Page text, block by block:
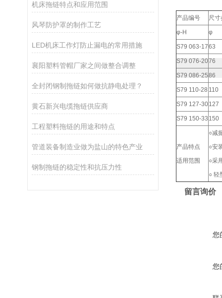
机床拖链特点和应用范围
风琴防护罩的制作工艺
LED机床工作灯防止漏电的常用措施
襄阳塑料管帽厂家之间做整合调整
全封闭钢制拖链如何做抗静电处理？
黄石新兴电缆拖链供应商
工程塑料拖链的用途和特点
管道装备制造业做为盐山的特色产业
钢制拖链的稳定性和抗压力性
产品编号 尺寸
φ-H φ
S79 063-1763
S79 076-2076
S79 086-2586
S79 110-28 110
S79 127-30127
S79 150-33 150
产品特点
适用范围
○减
○安
○采
○ 轻
留言询价
您
您